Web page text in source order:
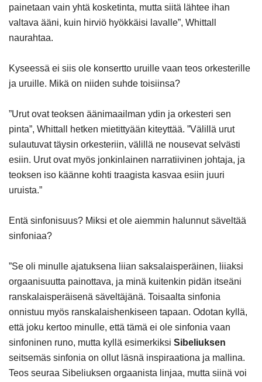
painetaan vain yhtä kosketinta, mutta siitä lähtee ihan
valtava ääni, kuin hirviö hyökkäisi lavalle”, Whittall
naurahtaa.
Kyseessä ei siis ole konsertto uruille vaan teos orkesterille
ja uruille. Mikä on niiden suhde toisiinsa?
”Urut ovat teoksen äänimaailman ydin ja orkesteri sen
pinta”, Whittall hetken mietittyään kiteyttää. ”Välillä urut
sulautuvat täysin orkesteriin, välillä ne nousevat selvästi
esiin. Urut ovat myös jonkinlainen narratiivinen johtaja, ja
teoksen iso käänne kohti traagista kasvaa esiin juuri
uruista.”
Entä sinfonisuus? Miksi et ole aiemmin halunnut säveltää
sinfoniaa?
”Se oli minulle ajatuksena liian saksalaisperäinen, liiaksi
orgaanisuutta painottava, ja minä kuitenkin pidän itseäni
ranskalaisperäisenä säveltäjänä. Toisaalta sinfonia
onnistuu myös ranskalaishenkiseen tapaan. Odotan kyllä,
että joku kertoo minulle, että tämä ei ole sinfonia vaan
sinfoninen runo, mutta kyllä esimerkiksi Sibeliuksen
seitsemäs sinfonia on ollut läsnä inspiraationa ja mallina.
Teos seuraa Sibeliuksen orgaanista linjaa, mutta siinä voi